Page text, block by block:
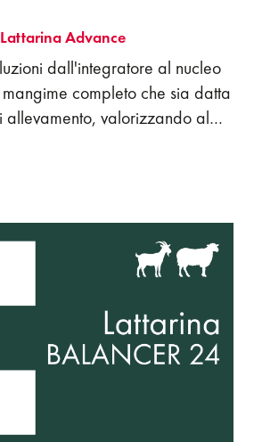
Lattarina Advance
dall'integratore al nucleo
completo che sia datta
allevamento, valorizzando al